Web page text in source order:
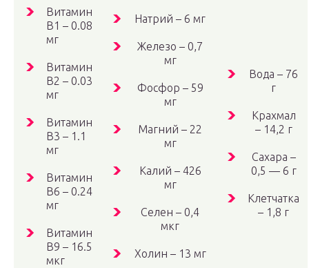
Витамин
B1 – 0.08
мг
Витамин
B2 – 0.03
мг
Витамин
B3 – 1.1
мг
Витамин
B6 – 0.24
мг
Витамин
B9 – 16.5
мкг
Натрий – 6 мг
Железо – 0,7
мг
Фосфор – 59
мг
Магний – 22
мг
Калий – 426
мг
Селен – 0,4
мкг
Холин – 13 мг
Вода – 76
г
Крахмал
– 14,2 г
Сахара –
0,5 — 6 г
Клетчатка
– 1,8 г